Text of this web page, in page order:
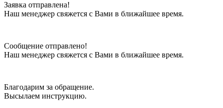
Заявка отправлена!
Наш менеджер свяжется с Вами в ближайшее время.
Сообщение отправлено!
Наш менеджер свяжется с Вами в ближайшее время.
Благодарим за обращение.
Высылаем инструкцию.